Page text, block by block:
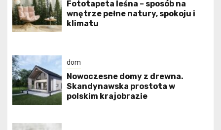
​Fototapeta leśna – sposób na
wnętrze pełne natury, spokoju i
klimatu
dom
Nowoczesne domy z drewna.
Skandynawska prostota w
polskim krajobrazie